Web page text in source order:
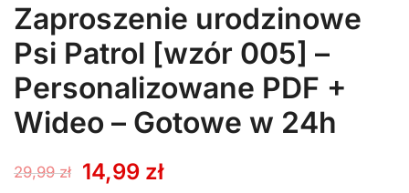
Zaproszenie urodzinowe
Psi Patrol [wzór 005] –
Personalizowane PDF +
Wideo – Gotowe w 24h
29,99zł
Pierwotna
14,99 złAktualna